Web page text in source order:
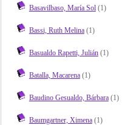
Basavilbaso, María Sol(1)
Bassi, Ruth Melina(1)
Basualdo Rapetti, Julián(1)
Batalla, Macarena(1)
Baudino Gesualdo, Bárbara(1)
Baumgartner, Ximena(1)